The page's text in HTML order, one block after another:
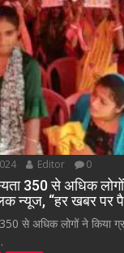
Editor 0
350 से अधिक लोगों
न्यूज, “हर खबर पर
से अधिक लोगों ने किया